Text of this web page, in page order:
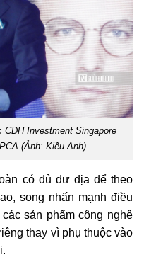
Investment Singapore
Kiều Anh)
có đủ dư địa để theo
song nhấn mạnh điều
sản phẩm công nghệ
thay vì phụ thuộc vào